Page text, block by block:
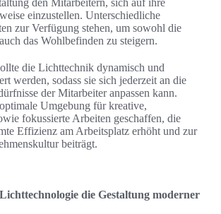
einzustellen. Unterschiedliche
zur Verfügung stehen, um sowohl die
das Wohlbefinden zu steigern.
die Lichttechnik dynamisch und
werden, sodass sie sich jederzeit an die
der Mitarbeiter anpassen kann.
Umgebung für kreative,
fokussierte Arbeiten geschaffen, die
Effizienz am Arbeitsplatz erhöht und zur
beiträgt.
die Gestaltung moderner